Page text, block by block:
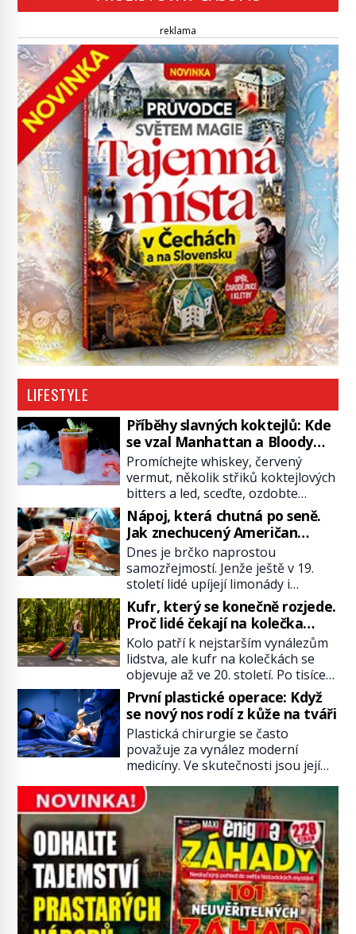
reklama
LIFESTYLE
Příběhy slavných koktejlů: Kde
se vzal Manhattan a Bloody
Mary?
Promíchejte whiskey, červený
vermut, několik střiků koktejlových
bitters a led, sceďte, ozdobte
koktejlovou třešinkou a tadá…
Manhattan je tu! A pokud to má být
skutečně on, dejte si pozor, ať
místo klasické americké rye
whiskey či klidně bourbonu
nepoužijete skotskou whisku. Co
se stane? Inu, koktejl bude stále
skvělý, ale už to nebude
Manhattan ale […]
Nápoj, která chutná po seně.
Jak znechucený Američan
vymyslel brčko
Dnes je brčko naprostou
samozřejmostí. Jenže ještě v 19.
století lidé upíjejí limonády i
koktejly dutými stébly žita nebo
žitné slámy. Fungují sice dobře,
mají ale jednu nepříjemnou
vlastnost po chvíli se rozmáčejí a
nápoji dodávají travnatou příchuť.
Právě tahle drobná nepříjemnost
přivede amerického výrobce
cigaretových náustků k nápadu,
který změní způsob pití po celém
[…]
Kufr, který se konečně rozjede.
Proč lidé čekají na kolečka
téměř pět tisíc let?
Kolo patří k nejstarším vynálezům
lidstva, ale kufr na kolečkách se
objevuje až ve 20. století. Po tisíce
let lidé vláčejí těžká zavazadla v
rukou, na zádech nebo je nakládají
na povozy. Stačí přitom jediný
nápad, připevnit ke kufru kolečka.
Jenže právě ten nikdo dlouho
nedostane. Až jednou se na letišti
ozve věta, která změní […]
První plastické operace: Když
se nový nos rodí z kůže na tváři
Plastická chirurgie se často
považuje za vynález moderní
medicíny. Ve skutečnosti jsou její
tisíce let. V dobách, kdy ještě
neexistují antibiotika ani anestezie,
se odvážní lékaři pokoušejí vracet
lidem tváře znetvořené válkou,
tresty nebo nehodami. Jejich
metody jsou překvapivě
promyšlené a některé principy
používají chirurgové dodnes. Úplně
první […]